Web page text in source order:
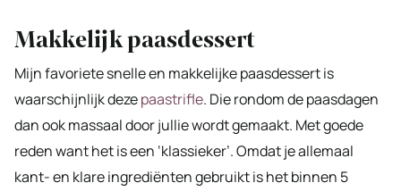
Makkelijk paasdessert
Mijn favoriete snelle en makkelijke paasdessert is
waarschijnlijk dezepaastrifle. Die rondom de paasdagen
dan ook massaal door jullie wordt gemaakt. Met goede
reden want het is een ‘klassieker’. Omdat je allemaal
kant- en klare ingrediënten gebruikt is het binnen 5